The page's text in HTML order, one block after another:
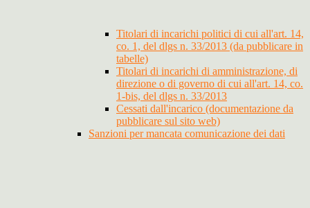
Titolari di incarichi politici di cui all'art. 14,
co. 1, del dlgs n. 33/2013 (da pubblicare in
tabelle)
Titolari di incarichi di amministrazione, di
direzione o di governo di cui all'art. 14, co.
1-bis, del dlgs n. 33/2013
Cessati dall'incarico (documentazione da
pubblicare sul sito web)
Sanzioni per mancata comunicazione dei dati